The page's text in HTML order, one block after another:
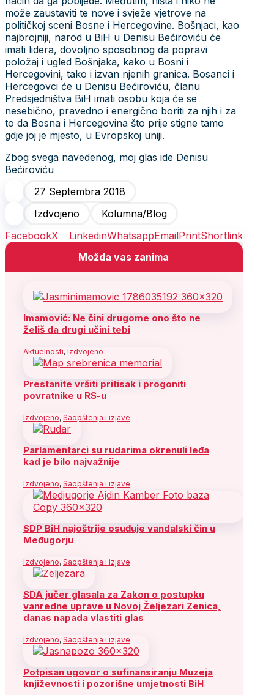
može zaustaviti te nove i svježe vjetrove na
političkoj sceni Bosne i Hercegovine. Bošnjaci, kao
najbrojniji, narod u BiH u Denisu Bećiroviću će
imati lidera, dovoljno sposobnog da popravi
položaj i ugled Bošnjaka, kako u Bosni i
Hercegovini, tako i izvan njenih granica. Bosanci i
Hercegovci će u Denisu Bećiroviću, članu
Predsjedništva BiH imati osobu koja će se
nesebično, pravedno i energično boriti za njih i za
to da Bosna i Hercegovina što prije stigne tamo
gdje joj je mjesto, u Evropskoj uniji.
Zbog svega navedenog, moj glas ide Denisu
Bećiroviću
27 Septembra 2018
Izdvojeno
Kolumna/Blog
FacebookX LinkedinWhatsappEmailPrintShortlink
Možda vas zanima
Imamović: Ne čini drugome ono što ne
želiš da drugi učini tebi
Aktuelnosti, Izdvojeno
Prestanite vršiti pritisak i progoniti
povratnike u RS-u
Izdvojeno, Saopštenja i izjave
Parlamentarci su rudarima okrenuli leđa
kad je bilo najvažnije
Izdvojeno, Saopštenja i izjave
SDP BiH najoštrije osuđuje vandalski čin u
Međugorju
Izdvojeno, Saopštenja i izjave
SDA jučer glasala za Zakon o postupku
vanredne uprave u Novoj Željezari Zenica,
danas napada vlastiti glas
Izdvojeno, Saopštenja i izjave
Potpisan ugovor o sufinansiranju Muzeja
književnosti i pozorišne umjetnosti BiH